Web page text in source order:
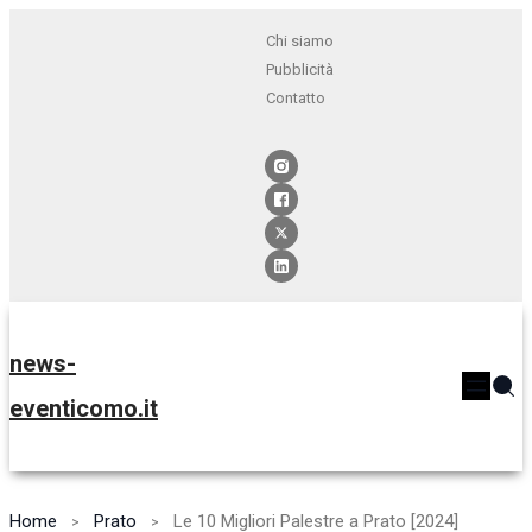
Chi siamo
Pubblicità
Contatto
news-
eventicomo.it
Home Prato Le 10 Migliori Palestre a Prato [2024]